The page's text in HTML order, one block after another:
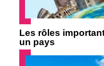
Les rôles
un pays